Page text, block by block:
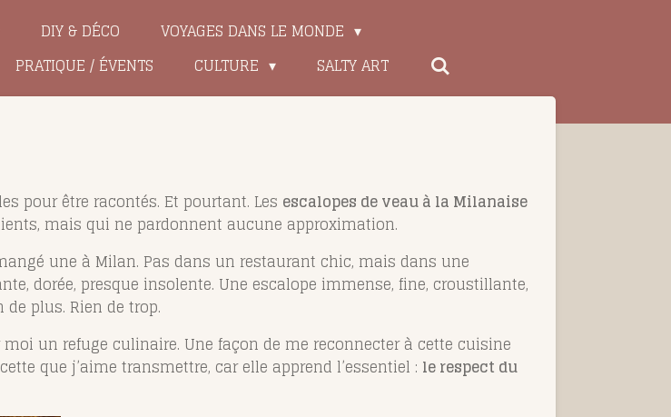
DIY & DÉCO
VOYAGES DANS LE MONDE
PRATIQUE / ÉVENTS CULTURE SALTY ART
pour être racontés. Et pourtant. Les escalopes de veau à la Milanaise
mais qui ne pardonnent aucune approximation.
une à Milan. Pas dans un restaurant chic, mais dans une
dorée, presque insolente. Une escalope immense, fine, croustillante,
plus. Rien de trop.
un refuge culinaire. Une façon de me reconnecter à cette cuisine
que j’aime transmettre, car elle apprend l’essentiel : le respect du